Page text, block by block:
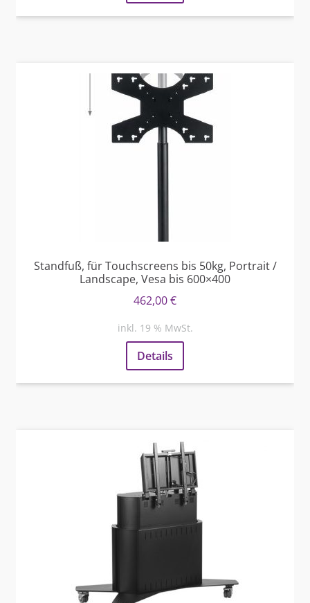
Standfuß, für Touchscreens bis 50kg, Portrait /
Landscape, Vesa bis 600×400
462,00€
inkl. 19 % MwSt.
Details